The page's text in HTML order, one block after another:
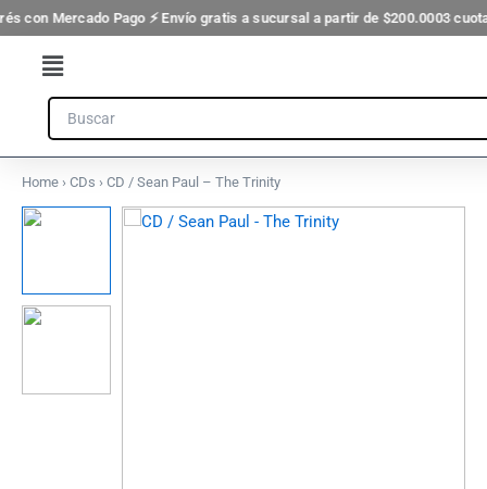
con Mercado Pago ⚡ Envío gratis a sucursal a partir de $200.0003
Ir
al
contenidoFlyout
Menu
Search
Home › CDs › CD / Sean Paul – The Trinity